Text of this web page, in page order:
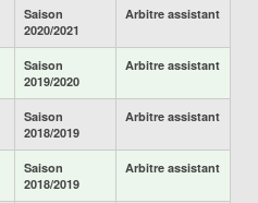
Saison
2020/2021
Arbitre assistant
Saison
2019/2020
Arbitre assistant
Saison
2018/2019
Arbitre assistant
Saison
2018/2019
Arbitre assistant